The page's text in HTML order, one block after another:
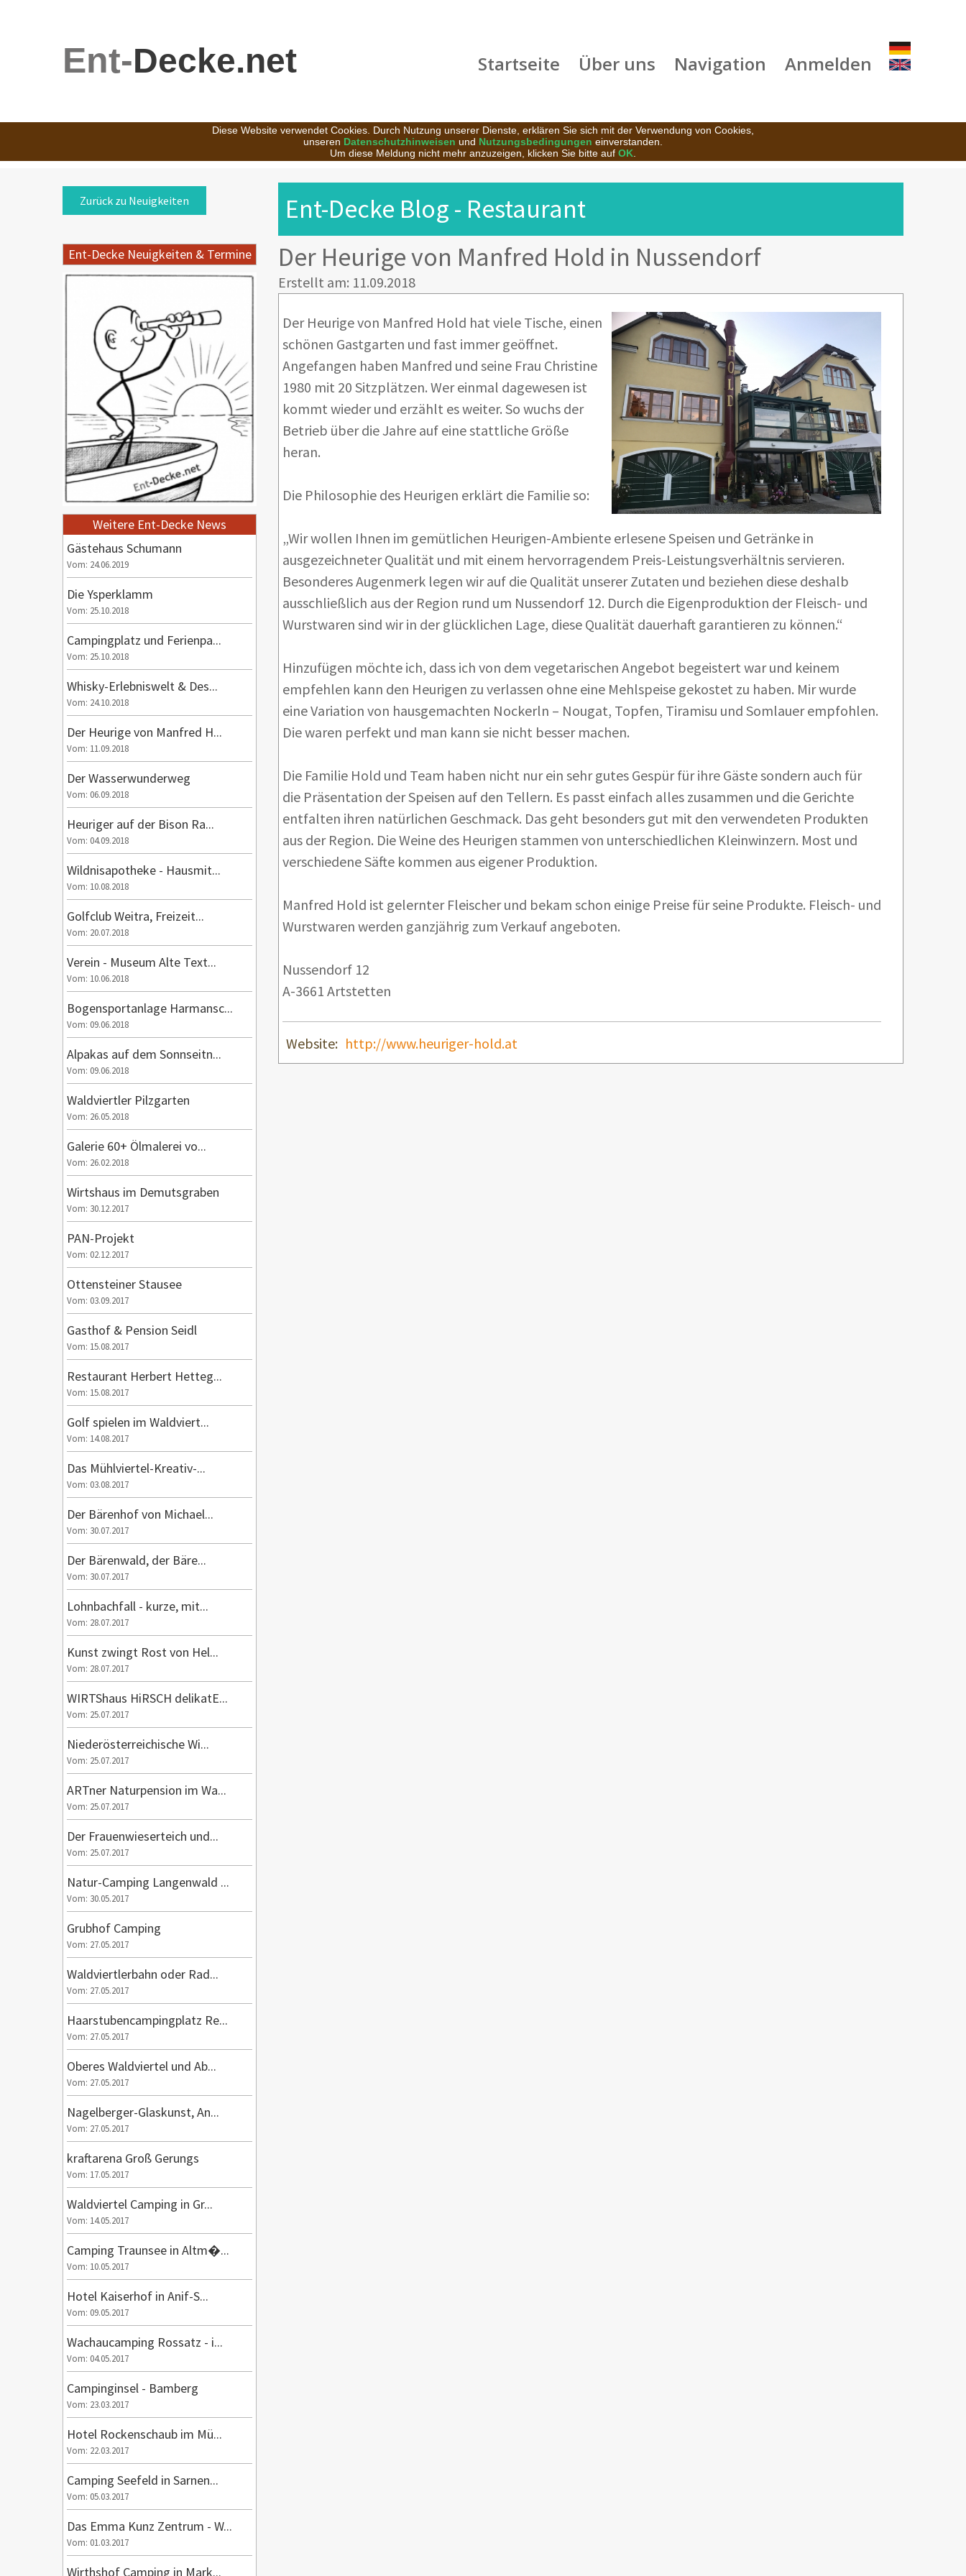
Ent-Decke.net Startseite Über uns Navigation Anmelden
Diese Website verwendet Cookies. Durch Nutzung unserer Dienste, erklären Sie sich mit der Verwendung von Cookies,
unseren Datenschutzhinweisen und Nutzungsbedingungen einverstanden.
Um diese Meldung nicht mehr anzuzeigen, klicken Sie bitte auf OK
Zurück zu Neuigkeiten
Ent-Decke Neuigkeiten & Termine
Weitere Ent-Decke News
Gästehaus Schumann
Vom: 24.06.2019
Die Ysperklamm
Vom: 25.10.2018
Campingplatz und Ferienpa...
Vom: 25.10.2018
Whisky-Erlebniswelt & Des...
Vom: 24.10.2018
Der Heurige von Manfred H...
Vom: 11.09.2018
Der Wasserwunderweg
Vom: 06.09.2018
Heuriger auf der Bison Ra...
Vom: 04.09.2018
Wildnisapotheke - Hausmit...
Vom: 10.08.2018
Golfclub Weitra, Freizeit...
Vom: 20.07.2018
Verein - Museum Alte Text...
Vom: 10.06.2018
Bogensportanlage Harmansc...
Vom: 09.06.2018
Alpakas auf dem Sonnseitn...
Vom: 09.06.2018
Waldviertler Pilzgarten
Vom: 26.05.2018
Galerie 60+ Ölmalerei vo...
Vom: 26.02.2018
Wirtshaus im Demutsgraben
Vom: 30.12.2017
PAN-Projekt
Vom: 02.12.2017
Ottensteiner Stausee
Vom: 03.09.2017
Gasthof & Pension Seidl
Vom: 15.08.2017
Restaurant Herbert Hetteg...
Vom: 15.08.2017
Golf spielen im Waldviert...
Vom: 14.08.2017
Das Mühlviertel-Kreativ-...
Vom: 03.08.2017
Der Bärenhof von Michael...
Vom: 30.07.2017
Der Bärenwald, der Bäre...
Vom: 30.07.2017
Lohnbachfall - kurze, mit...
Vom: 28.07.2017
Kunst zwingt Rost von Hel...
Vom: 28.07.2017
WIRTShaus HiRSCH delikatE...
Vom: 25.07.2017
Niederösterreichische Wi...
Vom: 25.07.2017
ARTner Naturpension im Wa...
Vom: 25.07.2017
Der Frauenwieserteich und...
Vom: 25.07.2017
Natur-Camping Langenwald ...
Vom: 30.05.2017
Grubhof Camping
Vom: 27.05.2017
Waldviertlerbahn oder Rad...
Vom: 27.05.2017
Haarstubencampingplatz Re...
Vom: 27.05.2017
Oberes Waldviertel und Ab...
Vom: 27.05.2017
Nagelberger-Glaskunst, An...
Vom: 27.05.2017
kraftarena Groß Gerungs
Vom: 17.05.2017
Waldviertel Camping in Gr...
Vom: 14.05.2017
Camping Traunsee in Altm�...
Vom: 10.05.2017
Hotel Kaiserhof in Anif-S...
Vom: 09.05.2017
Wachaucamping Rossatz - i...
Vom: 04.05.2017
Campinginsel - Bamberg
Vom: 23.03.2017
Hotel Rockenschaub im Mü...
Vom: 22.03.2017
Camping Seefeld in Sarnen...
Vom: 05.03.2017
Das Emma Kunz Zentrum - W...
Vom: 01.03.2017
Wirthshof Camping in Mark...
Ent-Decke Blog - Restaurant
Der Heurige von Manfred Hold in Nussendorf
Erstellt am: 11.09.2018
Der Heurige von Manfred Hold hat viele Tische, einen
schönen Gastgarten und fast immer geöffnet.
Angefangen haben Manfred und seine Frau Christine
1980 mit 20 Sitzplätzen. Wer einmal dagewesen ist
kommt wieder und erzählt es weiter. So wuchs der
Betrieb über die Jahre auf eine stattliche Größe
heran.
Die Philosophie des Heurigen erklärt die Familie so:
„Wir wollen Ihnen im gemütlichen Heurigen-Ambiente erlesene Speisen und Getränke in
ausgezeichneter Qualität und mit einem hervorragendem Preis-Leistungsverhältnis servieren.
Besonderes Augenmerk legen wir auf die Qualität unserer Zutaten und beziehen diese deshalb
ausschließlich aus der Region rund um Nussendorf 12. Durch die Eigenproduktion der Fleisch- und
Wurstwaren sind wir in der glücklichen Lage, diese Qualität dauerhaft garantieren zu können.“
Hinzufügen möchte ich, dass ich von dem vegetarischen Angebot begeistert war und keinem
empfehlen kann den Heurigen zu verlassen ohne eine Mehlspeise gekostet zu haben. Mir wurde
eine Variation von hausgemachten Nockerln – Nougat, Topfen, Tiramisu und Somlauer empfohlen.
Die waren perfekt und man kann sie nicht besser machen.
Die Familie Hold und Team haben nicht nur ein sehr gutes Gespür für ihre Gäste sondern auch für
die Präsentation der Speisen auf den Tellern. Es passt einfach alles zusammen und die Gerichte
entfalten ihren natürlichen Geschmack. Das geht besonders gut mit den verwendeten Produkten
aus der Region. Die Weine des Heurigen stammen von unterschiedlichen Kleinwinzern. Most und
verschiedene Säfte kommen aus eigener Produktion.
Manfred Hold ist gelernter Fleischer und bekam schon einige Preise für seine Produkte. Fleisch- und
Wurstwaren werden ganzjährig zum Verkauf angeboten.
Nussendorf 12
A-3661 Artstetten
Website: http://www.heuriger-hold.at